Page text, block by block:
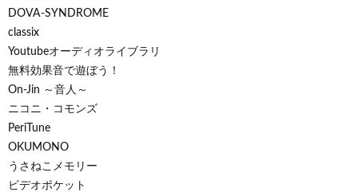
DOVA-SYNDROME
classix
Youtubeオーディオライブラリ
無料効果音で遊ぼう！
On-Jin ～音人～
ニコニ・コモンズ
PeriTune
OKUMONO
うさねこメモリー
ビデオポケット